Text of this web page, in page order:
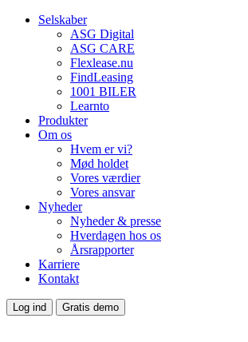
Selskaber
ASG Digital
ASG CARE
Flexlease.nu
FindLeasing
1001 BILER
Learnto
Produkter
Om os
Hvem er vi?
Mød holdet
Vores værdier
Vores ansvar
Nyheder
Nyheder & presse
Hverdagen hos os
Årsrapporter
Karriere
Kontakt
Log ind Gratis demo